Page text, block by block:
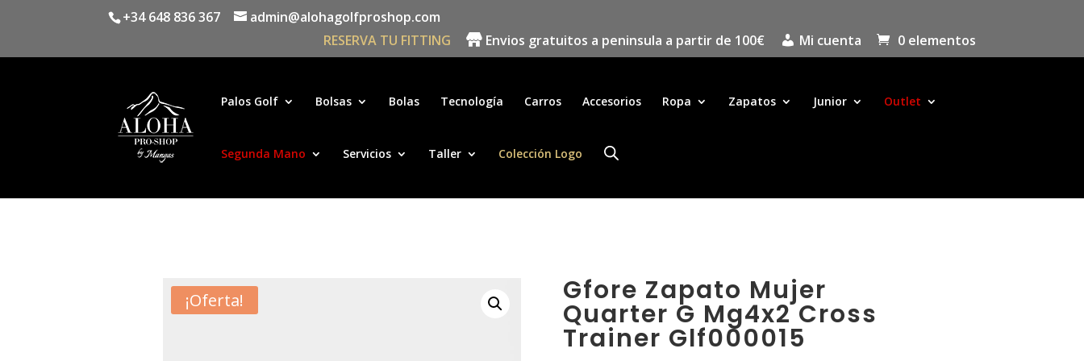
+34 648 836 367
admin@alohagolfproshop.com
RESERVA TU FITTING
Envios gratuitos a peninsula a partir de 100€ Mi cuenta 0 elementos
Palos Golf Bolsas Bolas Tecnología Carros Accesorios Ropa Zapatos Junior Outlet
Segunda Mano Servicios Taller Colección Logo
¡Oferta! Gfore Zapato Mujer
Quarter G Mg4x2 Cross
Trainer Glf000015